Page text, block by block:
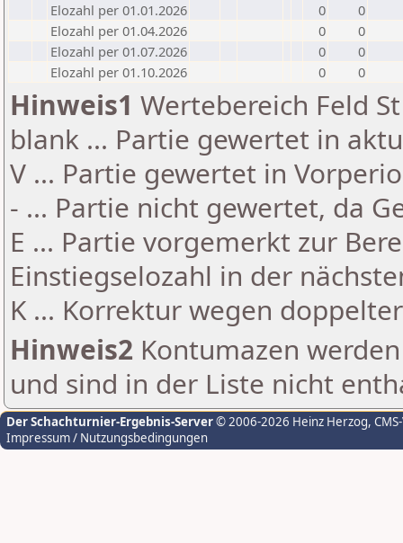
Elozahl per 01.01.2026
0
0
Elozahl per 01.04.2026
0
0
Elozahl per 01.07.2026
0
0
Elozahl per 01.10.2026
0 0
Hinweis1 Wertebereich Feld
blank ... Partie gewertet in
V ... Partie gewertet in
- ... Partie nicht gewertet, da
E ... Partie vorgemerkt zur
Einstiegselozahl in der
K ... Korrektur wegen
Hinweis2 Kontumazen
und sind in der Liste nicht
Der Schachturnier-Ergebnis-Server© 2006-2026 Heinz Herzog,
Impressum / Nutzungsbedingungen